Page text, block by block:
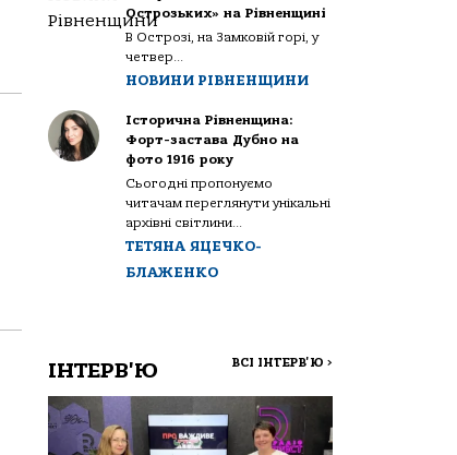
Острозьких» на Рівненщині
В Острозі, на Замковій горі, у
четвер...
НОВИНИ РІВНЕНЩИНИ
Історична Рівненщина:
Форт-застава Дубно на
фото 1916 року
Сьогодні пропонуємо
читачам переглянути унікальні
архівні світлини...
ТЕТЯНА ЯЦЕЧКО-
БЛАЖЕНКО
ІНТЕРВ'Ю ВСІ ІНТЕРВ'Ю >